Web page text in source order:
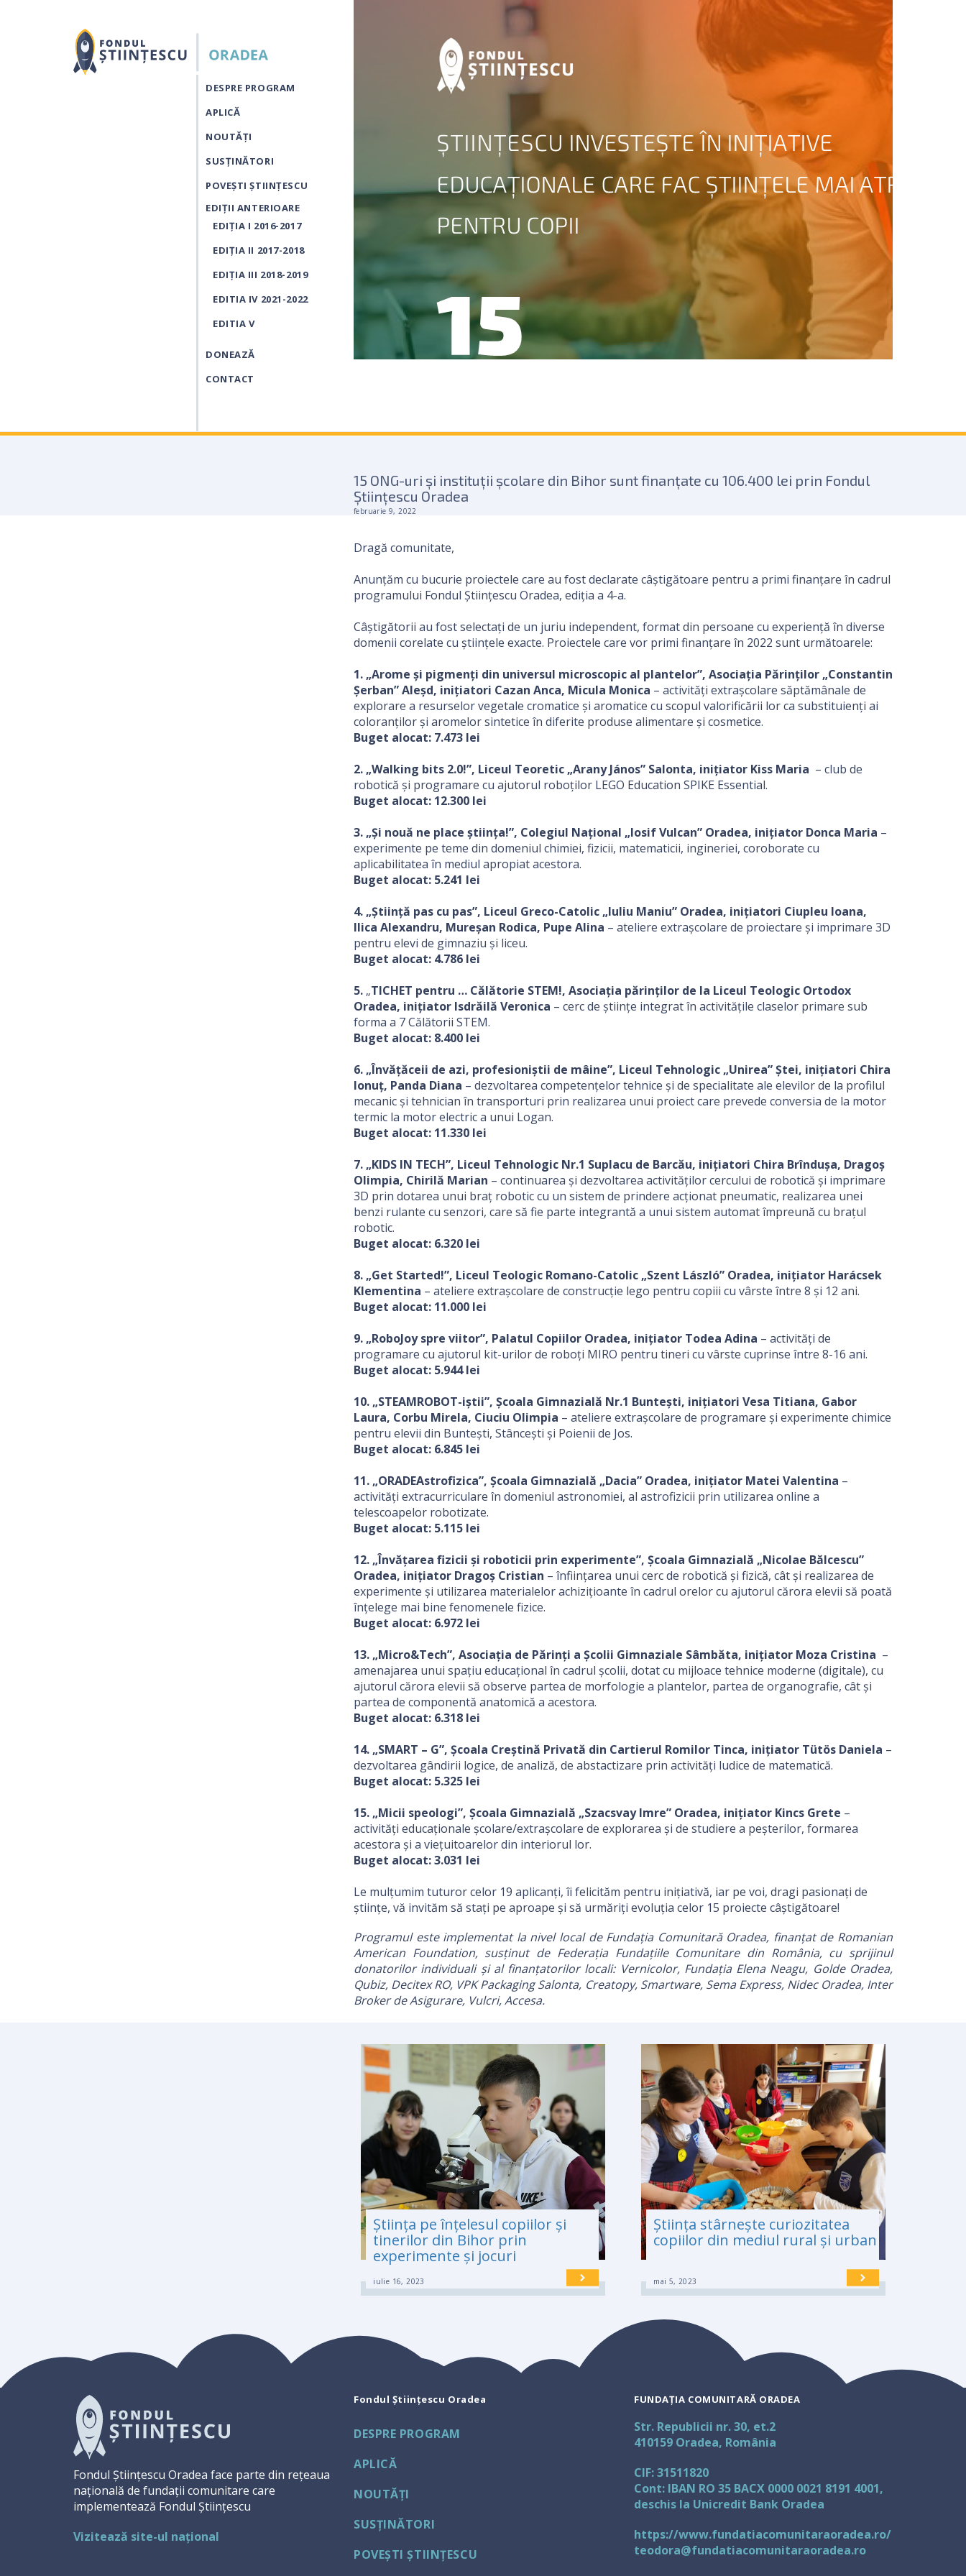
DESPRE PROGRAM
APLICĂ
NOUTĂŢI
SUSŢINĂTORI
POVEȘTI ȘTIINȚESCU
EDIȚII ANTERIOARE
EDIȚIA I 2016-2017
EDIȚIA II 2017-2018
EDIȚIA III 2018-2019
EDITIA IV 2021-2022
EDITIA V
DONEAZĂ
CONTACT
15 ONG-uri și instituții școlare din Bihor sunt finanțate cu 106.400 lei prin Fondul
Științescu Oradea
februarie 9, 2022
Dragă comunitate,
Anunțăm cu bucurie proiectele care au fost declarate câștigătoare pentru a primi finanțare în cadrul
programului Fondul Științescu Oradea, ediția a 4-a.
Câștigătorii au fost selectați de un juriu independent, format din persoane cu experiență în diverse
domenii corelate cu științele exacte. Proiectele care vor primi finanțare în 2022 sunt următoarele:
1. „Arome și pigmenți din universul microscopic al plantelor”, Asociația Părinților „Constantin
Șerban” Aleșd, inițiatori Cazan Anca, Micula Monica – activități extrașcolare săptămânale de
explorare a resurselor vegetale cromatice și aromatice cu scopul valorificării lor ca substituienți ai
coloranților și aromelor sintetice în diferite produse alimentare și cosmetice.
Buget alocat: 7.473 lei
2. „Walking bits 2.0!”, Liceul Teoretic „Arany János” Salonta, inițiator Kiss Maria – club de
robotică și programare cu ajutorul roboților LEGO Education SPIKE Essential.
Buget alocat: 12.300 lei
3. „Și nouă ne place știința!”, Colegiul Național „Iosif Vulcan” Oradea, inițiator Donca Maria –
experimente pe teme din domeniul chimiei, fizicii, matematicii, ingineriei, coroborate cu
aplicabilitatea în mediul apropiat acestora.
Buget alocat: 5.241 lei
4. „Știință pas cu pas”, Liceul Greco-Catolic „Iuliu Maniu” Oradea, inițiatori Ciupleu Ioana,
Ilica Alexandru, Mureșan Rodica, Pupe Alina – ateliere extrașcolare de proiectare și imprimare 3D
pentru elevi de gimnaziu și liceu.
Buget alocat: 4.786 lei
5. „TICHET pentru … Călătorie STEM!, Asociația părinților de la Liceul Teologic Ortodox
Oradea, inițiator Isdrăilă Veronica – cerc de ştiinţe integrat în activitățile claselor primare sub
forma a 7 Călătorii STEM.
Buget alocat: 8.400 lei
6. „Învăţăceii de azi, profesioniştii de mâine”, Liceul Tehnologic „Unirea” Ştei, inițiatori Chira
Ionuț, Panda Diana – dezvoltarea competenţelor tehnice şi de specialitate ale elevilor de la profilul
mecanic şi tehnician în transporturi prin realizarea unui proiect care prevede conversia de la motor
termic la motor electric a unui Logan.
Buget alocat: 11.330 lei
7. „KIDS IN TECH”, Liceul Tehnologic Nr.1 Suplacu de Barcău, inițiatori Chira Brîndușa, Dragoș
Olimpia, Chirilă Marian – continuarea și dezvoltarea activităților cercului de robotică și imprimare
3D prin dotarea unui braț robotic cu un sistem de prindere acționat pneumatic, realizarea unei
benzi rulante cu senzori, care să fie parte integrantă a unui sistem automat împreună cu brațul
robotic.
Buget alocat: 6.320 lei
8. „Get Started!”, Liceul Teologic Romano-Catolic „Szent László” Oradea, inițiator Harácsek
Klementina – ateliere extrașcolare de construcție lego pentru copiii cu vârste între 8 și 12 ani.
Buget alocat: 11.000 lei
9. „RoboJoy spre viitor”, Palatul Copiilor Oradea, inițiator Todea Adina – activități de
programare cu ajutorul kit-urilor de roboți MIRO pentru tineri cu vârste cuprinse între 8-16 ani.
Buget alocat: 5.944 lei
10. „STEAMROBOT-iștii”, Școala Gimnazială Nr.1 Buntești, inițiatori Vesa Titiana, Gabor
Laura, Corbu Mirela, Ciuciu Olimpia – ateliere extrașcolare de programare și experimente chimice
pentru elevii din Buntești, Stâncești și Poienii de Jos.
Buget alocat: 6.845 lei
11. „ORADEAstrofizica”, Școala Gimnazială „Dacia” Oradea, inițiator Matei Valentina –
activități extracurriculare în domeniul astronomiei, al astrofizicii prin utilizarea online a
telescoapelor robotizate.
Buget alocat: 5.115 lei
12. „Învățarea fizicii și roboticii prin experimente”, Școala Gimnazială „Nicolae Bălcescu”
Oradea, inițiator Dragoș Cristian – înființarea unui cerc de robotică și fizică, cât și realizarea de
experimente și utilizarea materialelor achizițioante în cadrul orelor cu ajutorul cărora elevii să poată
înțelege mai bine fenomenele fizice.
Buget alocat: 6.972 lei
13. „Micro&Tech”, Asociația de Părinți a Școlii Gimnaziale Sâmbăta, inițiator Moza Cristina –
amenajarea unui spațiu educațional în cadrul școlii, dotat cu mijloace tehnice moderne (digitale), cu
ajutorul cărora elevii să observe partea de morfologie a plantelor, partea de organografie, cât și
partea de componentă anatomică a acestora.
Buget alocat: 6.318 lei
14. „SMART – G”, Școala Creștină Privată din Cartierul Romilor Tinca, inițiator Tütös Daniela –
dezvoltarea gândirii logice, de analiză, de abstactizare prin activități ludice de matematică.
Buget alocat: 5.325 lei
15. „Micii speologi”, Şcoala Gimnazială „Szacsvay Imre” Oradea, inițiator Kincs Grete –
activități educaționale școlare/extrașcolare de explorarea și de studiere a peșterilor, formarea
acestora și a viețuitoarelor din interiorul lor.
Buget alocat: 3.031 lei
Le mulțumim tuturor celor 19 aplicanți, îi felicităm pentru inițiativă, iar pe voi, dragi pasionați de
științe, vă invităm să stați pe aproape și să urmăriți evoluția celor 15 proiecte câștigătoare!
Programul este implementat la nivel local de Fundația Comunitară Oradea, finanțat de Romanian
American Foundation, susținut de Federația Fundațiile Comunitare din România, cu sprijinul
donatorilor individuali și al finanțatorilor locali: Vernicolor, Fundația Elena Neagu, Golde Oradea,
Qubiz, Decitex RO, VPK Packaging Salonta, Creatopy, Smartware, Sema Express, Nidec Oradea, Inter
Broker de Asigurare, Vulcri, Accesa.
Știința pe înțelesul copiilor și
tinerilor din Bihor prin
experimente și jocuri
iulie 16, 2023
Știința stârnește curiozitatea
copiilor din mediul rural și urban
mai 5, 2023
Fondul Științescu Oradea face parte din rețeaua
națională de fundații comunitare care
implementează Fondul Științescu
Vizitează site-ul național
Fondul Științescu Oradea
DESPRE PROGRAM
APLICĂ
NOUTĂŢI
SUSŢINĂTORI
POVEȘTI ȘTIINȚESCU
FUNDAȚIA COMUNITARĂ ORADEA
Str. Republicii nr. 30, et.2
410159 Oradea, România
CIF: 31511820
Cont: IBAN RO 35 BACX 0000 0021 8191 4001,
deschis la Unicredit Bank Oradea
https://www.fundatiacomunitaraoradea.ro/
teodora@fundatiacomunitaraoradea.ro